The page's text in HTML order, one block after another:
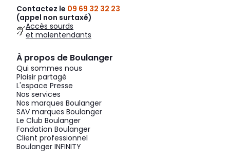
Contactez le 09 69 32 32 23
(appel non surtaxé)
Accès sourds
et malentendants
À propos de Boulanger
Qui sommes nous
Plaisir partagé
L'espace Presse
Nos services
Nos marques Boulanger
SAV marques Boulanger
Le Club Boulanger
Fondation Boulanger
Client professionnel
Boulanger INFINITY